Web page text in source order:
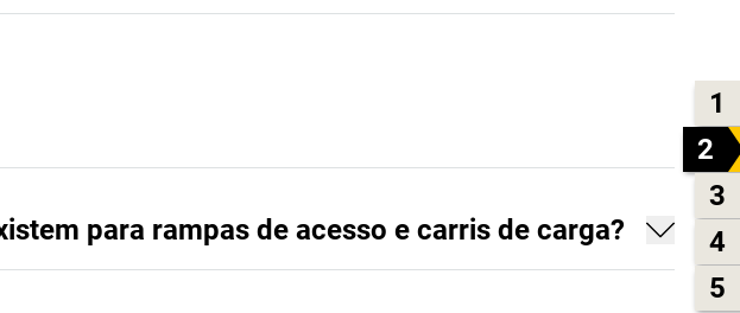
1
2
3
4
5
para rampas de acesso e carris de carga?